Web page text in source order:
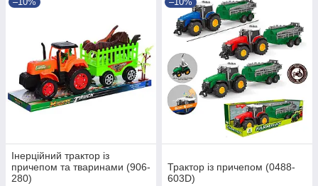
Інерційний трактор із
причепом та тваринами (906-
280)
Трактор із причепом (0488-
603D)